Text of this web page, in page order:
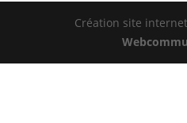
Création site